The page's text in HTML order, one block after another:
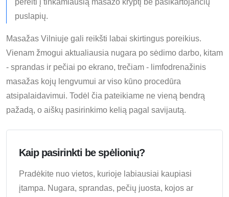
puslapių.
Masažas Vilniuje gali reikšti labai skirtingus poreikius.
Vienam žmogui aktualiausia nugara po sėdimo darbo, kitam
- sprandas ir pečiai po ekrano, trečiam - limfodrenažinis
masažas kojų lengvumui ar viso kūno procedūra
atsipalaidavimui. Todėl čia pateikiame ne vieną bendrą
pažadą, o aiškų pasirinkimo kelią pagal savijautą.
Kaip pasirinkti be spėlionių?
Pradėkite nuo vietos, kurioje labiausiai kaupiasi
įtampa. Nugara, sprandas, pečių juosta, kojos ar